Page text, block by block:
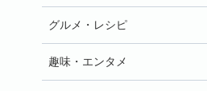
グルメ・レシピ
趣味・エンタメ